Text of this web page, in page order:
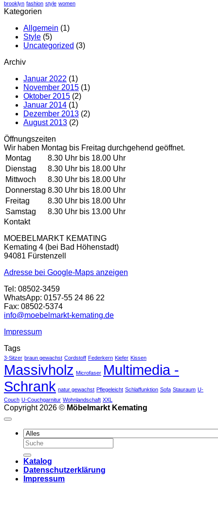
brooklyn fashion style women
Kategorien
Allgemein (1)
Style (5)
Uncategorized (3)
Archiv
Januar 2022 (1)
November 2015 (1)
Oktober 2015 (2)
Januar 2014 (1)
Dezember 2013 (2)
August 2013 (2)
Öffnungszeiten
Wir haben Montag bis Freitag durchgehend geöffnet.
Montag
8.30 Uhr bis 18.00 Uhr
Dienstag
8.30 Uhr bis 18.00 Uhr
Mittwoch
8.30 Uhr bis 18.00 Uhr
Donnerstag 8.30 Uhr bis 18.00 Uhr
Freitag
8.30 Uhr bis 18.00 Uhr
Samstag
8.30 Uhr bis 13.00 Uhr
Kontakt
MOEBELMARKT KEMATING
Kemating 4 (bei Bad Höhenstadt)
94081 Fürstenzell
Adresse bei Google-Maps anzeigen
Tel: 08502-3459
WhatsApp: 0157-55 24 86 22
Fax: 08502-5374
info@moebelmarkt-kemating.de
Impressum
Tags
3-Sitzer braun gewachst Cordstoff Federkern Kiefer Kissen
Massivholz Microfaser Multimedia -
Schrank natur gewachst Pflegeleicht Schlaffunktion Sofa Stauraum U-
Couch U-Couchgarnitur Wohnlandschaft XXL
Copyright 2026 © Möbelmarkt Kemating
Suchen
nach:
Katalog
Datenschutzerklärung
Impressum